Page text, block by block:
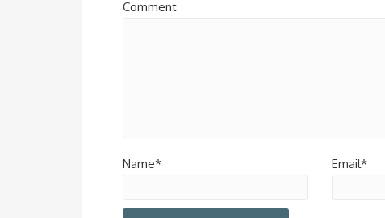
Comment
Name* Email*